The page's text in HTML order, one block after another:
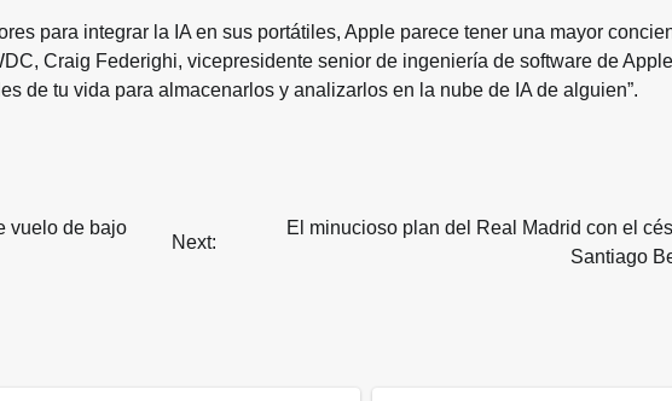
para integrar la IA en sus portátiles, Apple parece tener una mayor
Craig Federighi, vicepresidente senior de ingeniería de software de
de tu vida para almacenarlos y analizarlos en la nube de IA de alguien”.
vuelo de bajo
Next:
El minucioso plan del Real Madrid con el
Santiago